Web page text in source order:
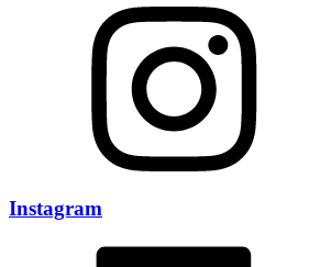
Instagram